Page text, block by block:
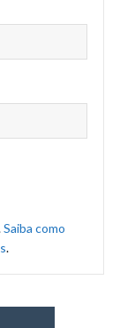
Saiba como
.